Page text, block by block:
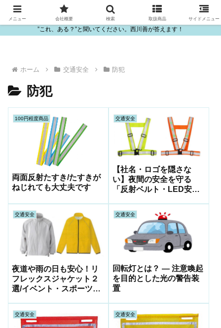
ビニール・プラスチック製品の卸販売は西川善
”これ、ある？”と聞いてください。西川善が答えます！
ホーム 交通安全 防犯
防犯
100円程度商品
両面反射たすき/たすきが
ねじれても大丈夫です
交通安全
【社名・ロゴを隠さな
い】夜間の安全を守る
「反射ベルト・LED安全
交通安全
夜道や雨の日も安心！リ
フレックスジャケット２
選/イベント・スポーツ・
交通安全
回転灯とは？ — 注意喚起
を目的とした光の警告装
置
交通安全 交通安全
メニュー 会社概要 検索 取扱商品 サイドメニュー